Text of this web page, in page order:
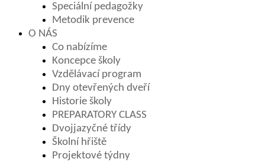
Speciální pedagožky
Metodik prevence
O NÁS
Co nabízíme
Koncepce školy
Vzdělávací program
Dny otevřených dveří
Historie školy
PREPARATORY CLASS
Dvojjazyčné třídy
Školní hřiště
Projektové týdny